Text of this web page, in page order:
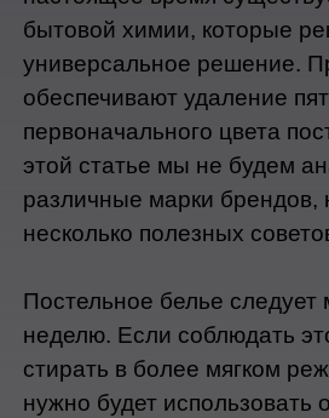
бытовой химии, которые
универсальное решение.
обеспечивают удаление
первоначального цвета
этой статье мы не будем
различные марки
несколько полезных
Постельное белье следует
неделю. Если соблюдать
стирать в более мягком
нужно будет использовать